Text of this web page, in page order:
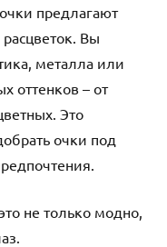
предлагают
Вы
металла или
оттенков – от
Это
очки под
не только модно,